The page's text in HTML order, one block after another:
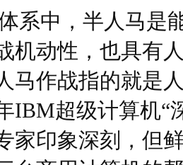
系中，半人马是
机动性，也具有
马作战指的就是
IBM超级计算机“
家印象深刻，但